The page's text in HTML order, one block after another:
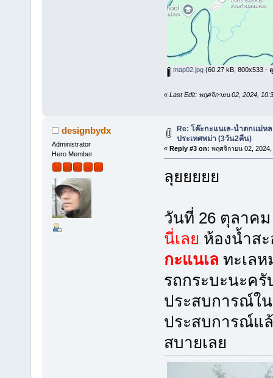
map02.jpg(60.27 kB, 800x533 -
« Last Edit: พฤศจิกายน 02, 2024,
designbydx
Administrator
Hero Member
Re: โค๊ะกะแนเล-น้ำตกแม่หล
ประเทศพม่า (3วัน2คืน)
« Reply #3 on: พฤศจิกายน 02, 2024,
ลุยยยยย
วันที่ 26 ตุลาคม
นี่เลย ห้องน้ำส
กะแนเล ทะเล
รถกระบะนะค
ประสบการณ์ใน
ประสบการณ์แ
สบายเลย